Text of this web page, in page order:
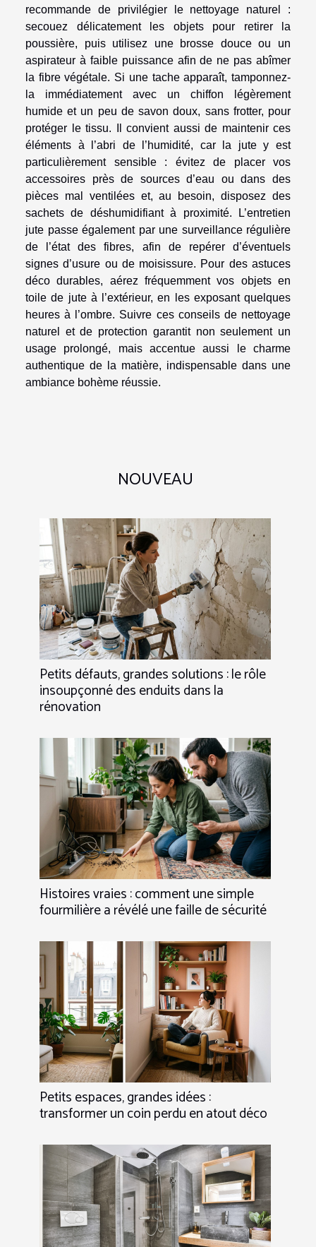
recommande de privilégier le nettoyage naturel :
secouez délicatement les objets pour retirer la
poussière, puis utilisez une brosse douce ou un
aspirateur à faible puissance afin de ne pas abîmer
la fibre végétale. Si une tache apparaît, tamponnez-
la immédiatement avec un chiffon légèrement
humide et un peu de savon doux, sans frotter, pour
protéger le tissu. Il convient aussi de maintenir ces
éléments à l’abri de l’humidité, car la jute y est
particulièrement sensible : évitez de placer vos
accessoires près de sources d’eau ou dans des
pièces mal ventilées et, au besoin, disposez des
sachets de déshumidifiant à proximité. L’entretien
jute passe également par une surveillance régulière
de l’état des fibres, afin de repérer d’éventuels
signes d’usure ou de moisissure. Pour des astuces
déco durables, aérez fréquemment vos objets en
toile de jute à l’extérieur, en les exposant quelques
heures à l’ombre. Suivre ces conseils de nettoyage
naturel et de protection garantit non seulement un
usage prolongé, mais accentue aussi le charme
authentique de la matière, indispensable dans une
ambiance bohème réussie.
NOUVEAU
Petits défauts, grandes solutions : le rôle
insoupçonné des enduits dans la
rénovation
Histoires vraies : comment une simple
fourmilière a révélé une faille de sécurité
Petits espaces, grandes idées :
transformer un coin perdu en atout déco